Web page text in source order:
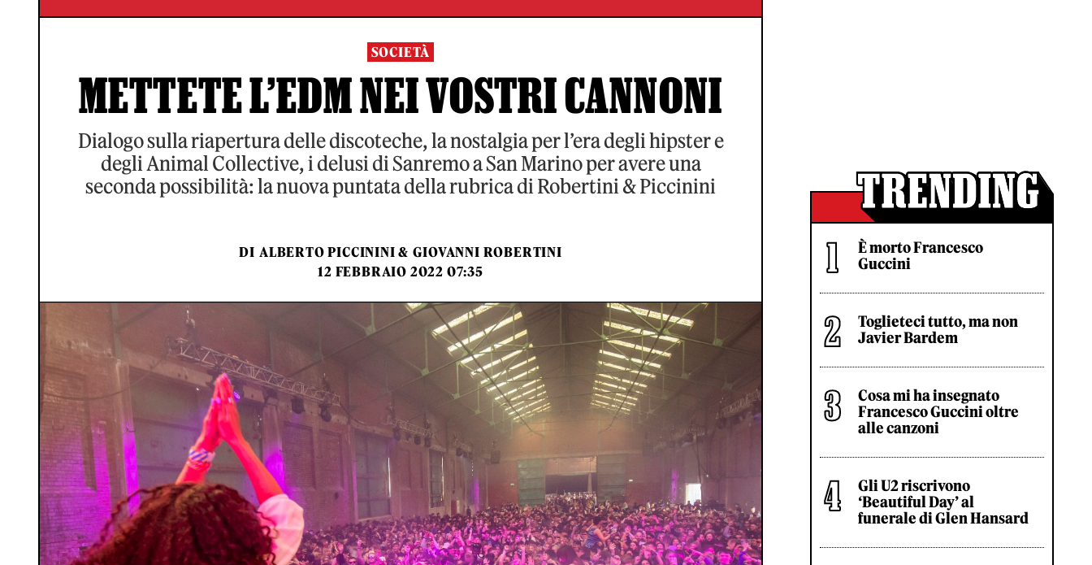
SOCIETÀ
METTETE L’EDM NEI VOSTRI CANNONI
Dialogo sulla riapertura delle discoteche, la nostalgia per l’era degli hipster e
degli Animal Collective, i delusi di Sanremo a San Marino per avere una
seconda possibilità: la nuova puntata della rubrica di Robertini & Piccinini
DI ALBERTO PICCININI & GIOVANNI ROBERTINI
12 FEBBRAIO 2022 07:35
È morto Francesco
Guccini
Toglieteci tutto, ma non
Javier Bardem
Cosa mi ha insegnato
Francesco Guccini oltre
alle canzoni
Gli U2 riscrivono
‘Beautiful Day’ al
funerale di Glen Hansard